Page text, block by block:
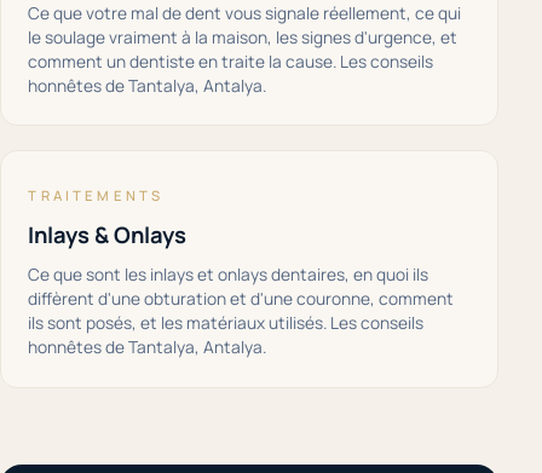
Ce que votre mal de dent vous signale réellement, ce qui
le soulage vraiment à la maison, les signes d'urgence, et
comment un dentiste en traite la cause. Les conseils
honnêtes de Tantalya, Antalya.
TRAITEMENTS
Inlays & Onlays
Ce que sont les inlays et onlays dentaires, en quoi ils
diffèrent d'une obturation et d'une couronne, comment
ils sont posés, et les matériaux utilisés. Les conseils
honnêtes de Tantalya, Antalya.